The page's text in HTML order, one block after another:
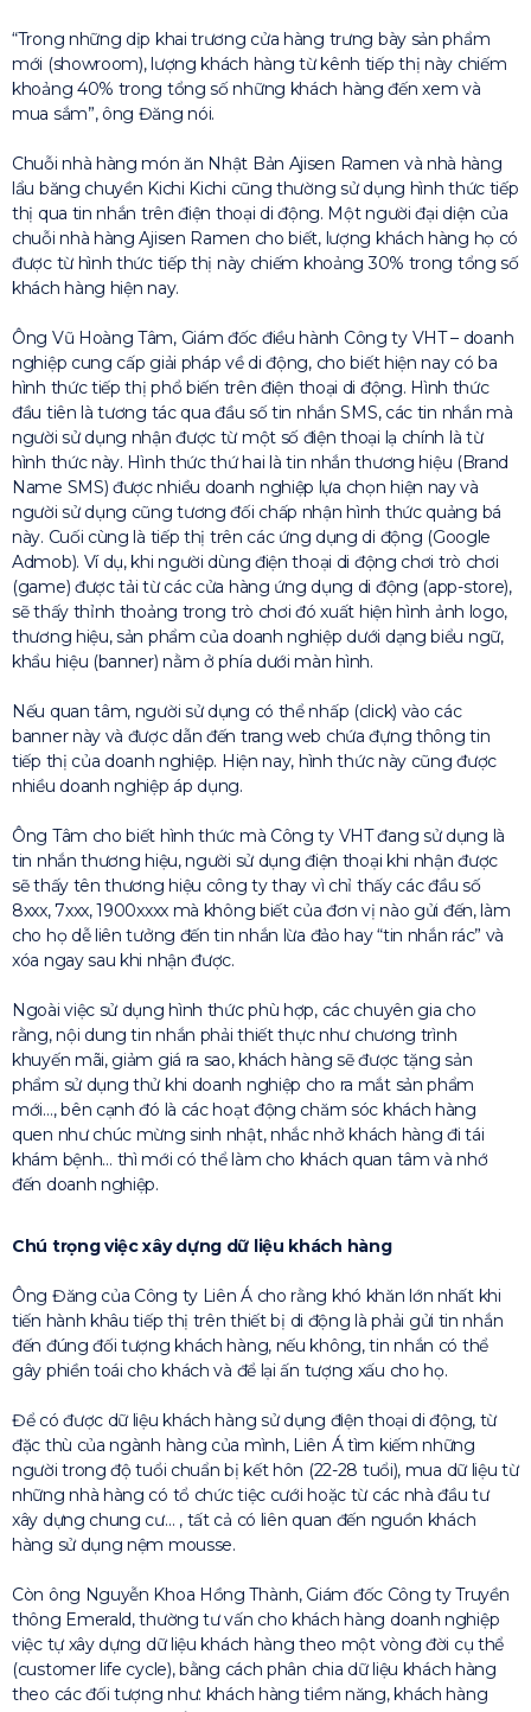
“Trong những dịp khai trương cửa hàng trưng bày sản phẩm
mới (showroom), lượng khách hàng từ kênh tiếp thị này chiếm
khoảng 40% trong tổng số những khách hàng đến xem và
mua sắm”, ông Đăng nói.
Chuỗi nhà hàng món ăn Nhật Bản Ajisen Ramen và nhà hàng
lẩu băng chuyền Kichi Kichi cũng thường sử dụng hình thức tiếp
thị qua tin nhắn trên điện thoại di động. Một người đại diện của
chuỗi nhà hàng Ajisen Ramen cho biết, lượng khách hàng họ có
được từ hình thức tiếp thị này chiếm khoảng 30% trong tổng số
khách hàng hiện nay.
Ông Vũ Hoàng Tâm, Giám đốc điều hành Công ty VHT – doanh
nghiệp cung cấp giải pháp về di động, cho biết hiện nay có ba
hình thức tiếp thị phổ biến trên điện thoại di động. Hình thức
đầu tiên là tương tác qua đầu số tin nhắn SMS, các tin nhắn mà
người sử dụng nhận được từ một số điện thoại lạ chính là từ
hình thức này. Hình thức thứ hai là tin nhắn thương hiệu (Brand
Name SMS) được nhiều doanh nghiệp lựa chọn hiện nay và
người sử dụng cũng tương đối chấp nhận hình thức quảng bá
này. Cuối cùng là tiếp thị trên các ứng dụng di động (Google
Admob). Ví dụ, khi người dùng điện thoại di động chơi trò chơi
(game) được tải từ các cửa hàng ứng dụng di động (app-store),
sẽ thấy thỉnh thoảng trong trò chơi đó xuất hiện hình ảnh logo,
thương hiệu, sản phẩm của doanh nghiệp dưới dạng biểu ngữ,
khẩu hiệu (banner) nằm ở phía dưới màn hình.
Nếu quan tâm, người sử dụng có thể nhấp (click) vào các
banner này và được dẫn đến trang web chứa đựng thông tin
tiếp thị của doanh nghiệp. Hiện nay, hình thức này cũng được
nhiều doanh nghiệp áp dụng.
Ông Tâm cho biết hình thức mà Công ty VHT đang sử dụng là
tin nhắn thương hiệu, người sử dụng điện thoại khi nhận được
sẽ thấy tên thương hiệu công ty thay vì chỉ thấy các đầu số
8xxx, 7xxx, 1900xxxx mà không biết của đơn vị nào gửi đến, làm
cho họ dễ liên tưởng đến tin nhắn lừa đảo hay “tin nhắn rác” và
xóa ngay sau khi nhận được.
Ngoài việc sử dụng hình thức phù hợp, các chuyên gia cho
rằng, nội dung tin nhắn phải thiết thực như chương trình
khuyến mãi, giảm giá ra sao, khách hàng sẽ được tặng sản
phẩm sử dụng thử khi doanh nghiệp cho ra mắt sản phẩm
mới…, bên cạnh đó là các hoạt động chăm sóc khách hàng
quen như chúc mừng sinh nhật, nhắc nhở khách hàng đi tái
khám bệnh… thì mới có thể làm cho khách quan tâm và nhớ
đến doanh nghiệp.
Chú trọng việc xây dựng dữ liệu khách hàng
Ông Đăng của Công ty Liên Á cho rằng khó khăn lớn nhất khi
tiến hành khâu tiếp thị trên thiết bị di động là phải gửi tin nhắn
đến đúng đối tượng khách hàng, nếu không, tin nhắn có thể
gây phiền toái cho khách và để lại ấn tượng xấu cho họ.
Để có được dữ liệu khách hàng sử dụng điện thoại di động, từ
đặc thù của ngành hàng của mình, Liên Á tìm kiếm những
người trong độ tuổi chuẩn bị kết hôn (22-28 tuổi), mua dữ liệu từ
những nhà hàng có tổ chức tiệc cưới hoặc từ các nhà đầu tư
xây dựng chung cư… , tất cả có liên quan đến nguồn khách
hàng sử dụng nệm mousse.
Còn ông Nguyễn Khoa Hồng Thành, Giám đốc Công ty Truyền
thông Emerald, thường tư vấn cho khách hàng doanh nghiệp
việc tự xây dựng dữ liệu khách hàng theo một vòng đời cụ thể
(customer life cycle), bằng cách phân chia dữ liệu khách hàng
theo các đối tượng như: khách hàng tiềm năng, khách hàng